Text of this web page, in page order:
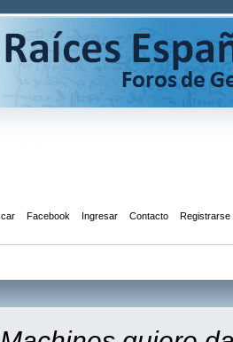
Facebook Ingresar Contacto Registrarse